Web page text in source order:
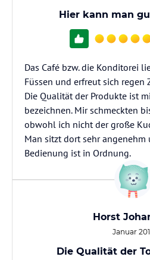
Hier kann man
Das Café bzw. die Konditorei
Füssen und erfreut sich regen
Die Qualität der Produkte ist
bezeichnen. Mir schmeckten
obwohl ich nicht der große
Man sitzt dort sehr angenehm
Bedienung ist in Ordnung.
Horst
Januar
Die Qualität der